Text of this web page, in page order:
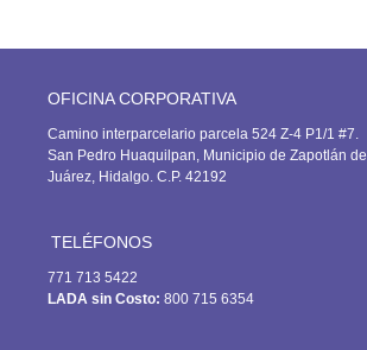
OFICINA CORPORATIVA
Camino interparcelario parcela 524 Z-4 P1/1 #7.
San Pedro Huaquilpan, Municipio de Zapotlán de
Juárez, Hidalgo. C.P. 42192
TELÉFONOS
771 713 5422
LADA sin Costo: 800 715 6354